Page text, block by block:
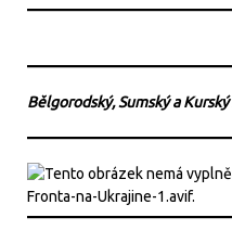
Bělgorodský, Sumský a